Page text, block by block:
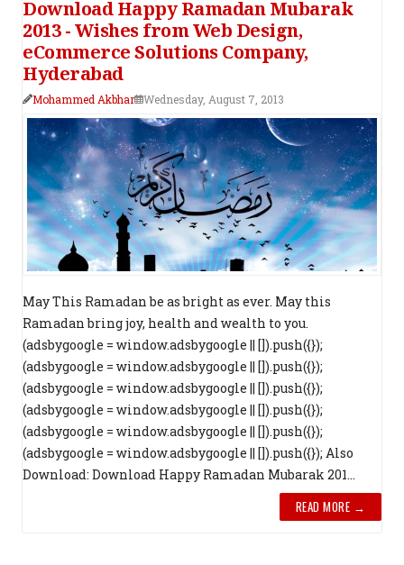
Download Happy Ramadan Mubarak
2013 - Wishes from Web Design,
eCommerce Solutions Company,
Hyderabad
Mohammed Akbhar Wednesday, August 7, 2013
May This Ramadan be as bright as ever. May this
Ramadan bring joy, health and wealth to you.
(adsbygoogle = window.adsbygoogle || []).push({});
(adsbygoogle = window.adsbygoogle || []).push({});
(adsbygoogle = window.adsbygoogle || []).push({});
(adsbygoogle = window.adsbygoogle || []).push({});
(adsbygoogle = window.adsbygoogle || []).push({});
(adsbygoogle = window.adsbygoogle || []).push({}); Also
Download: Download Happy Ramadan Mubarak 201...
READ MORE →